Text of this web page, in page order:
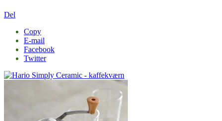
Del
Copy
E-mail
Facebook
Twitter